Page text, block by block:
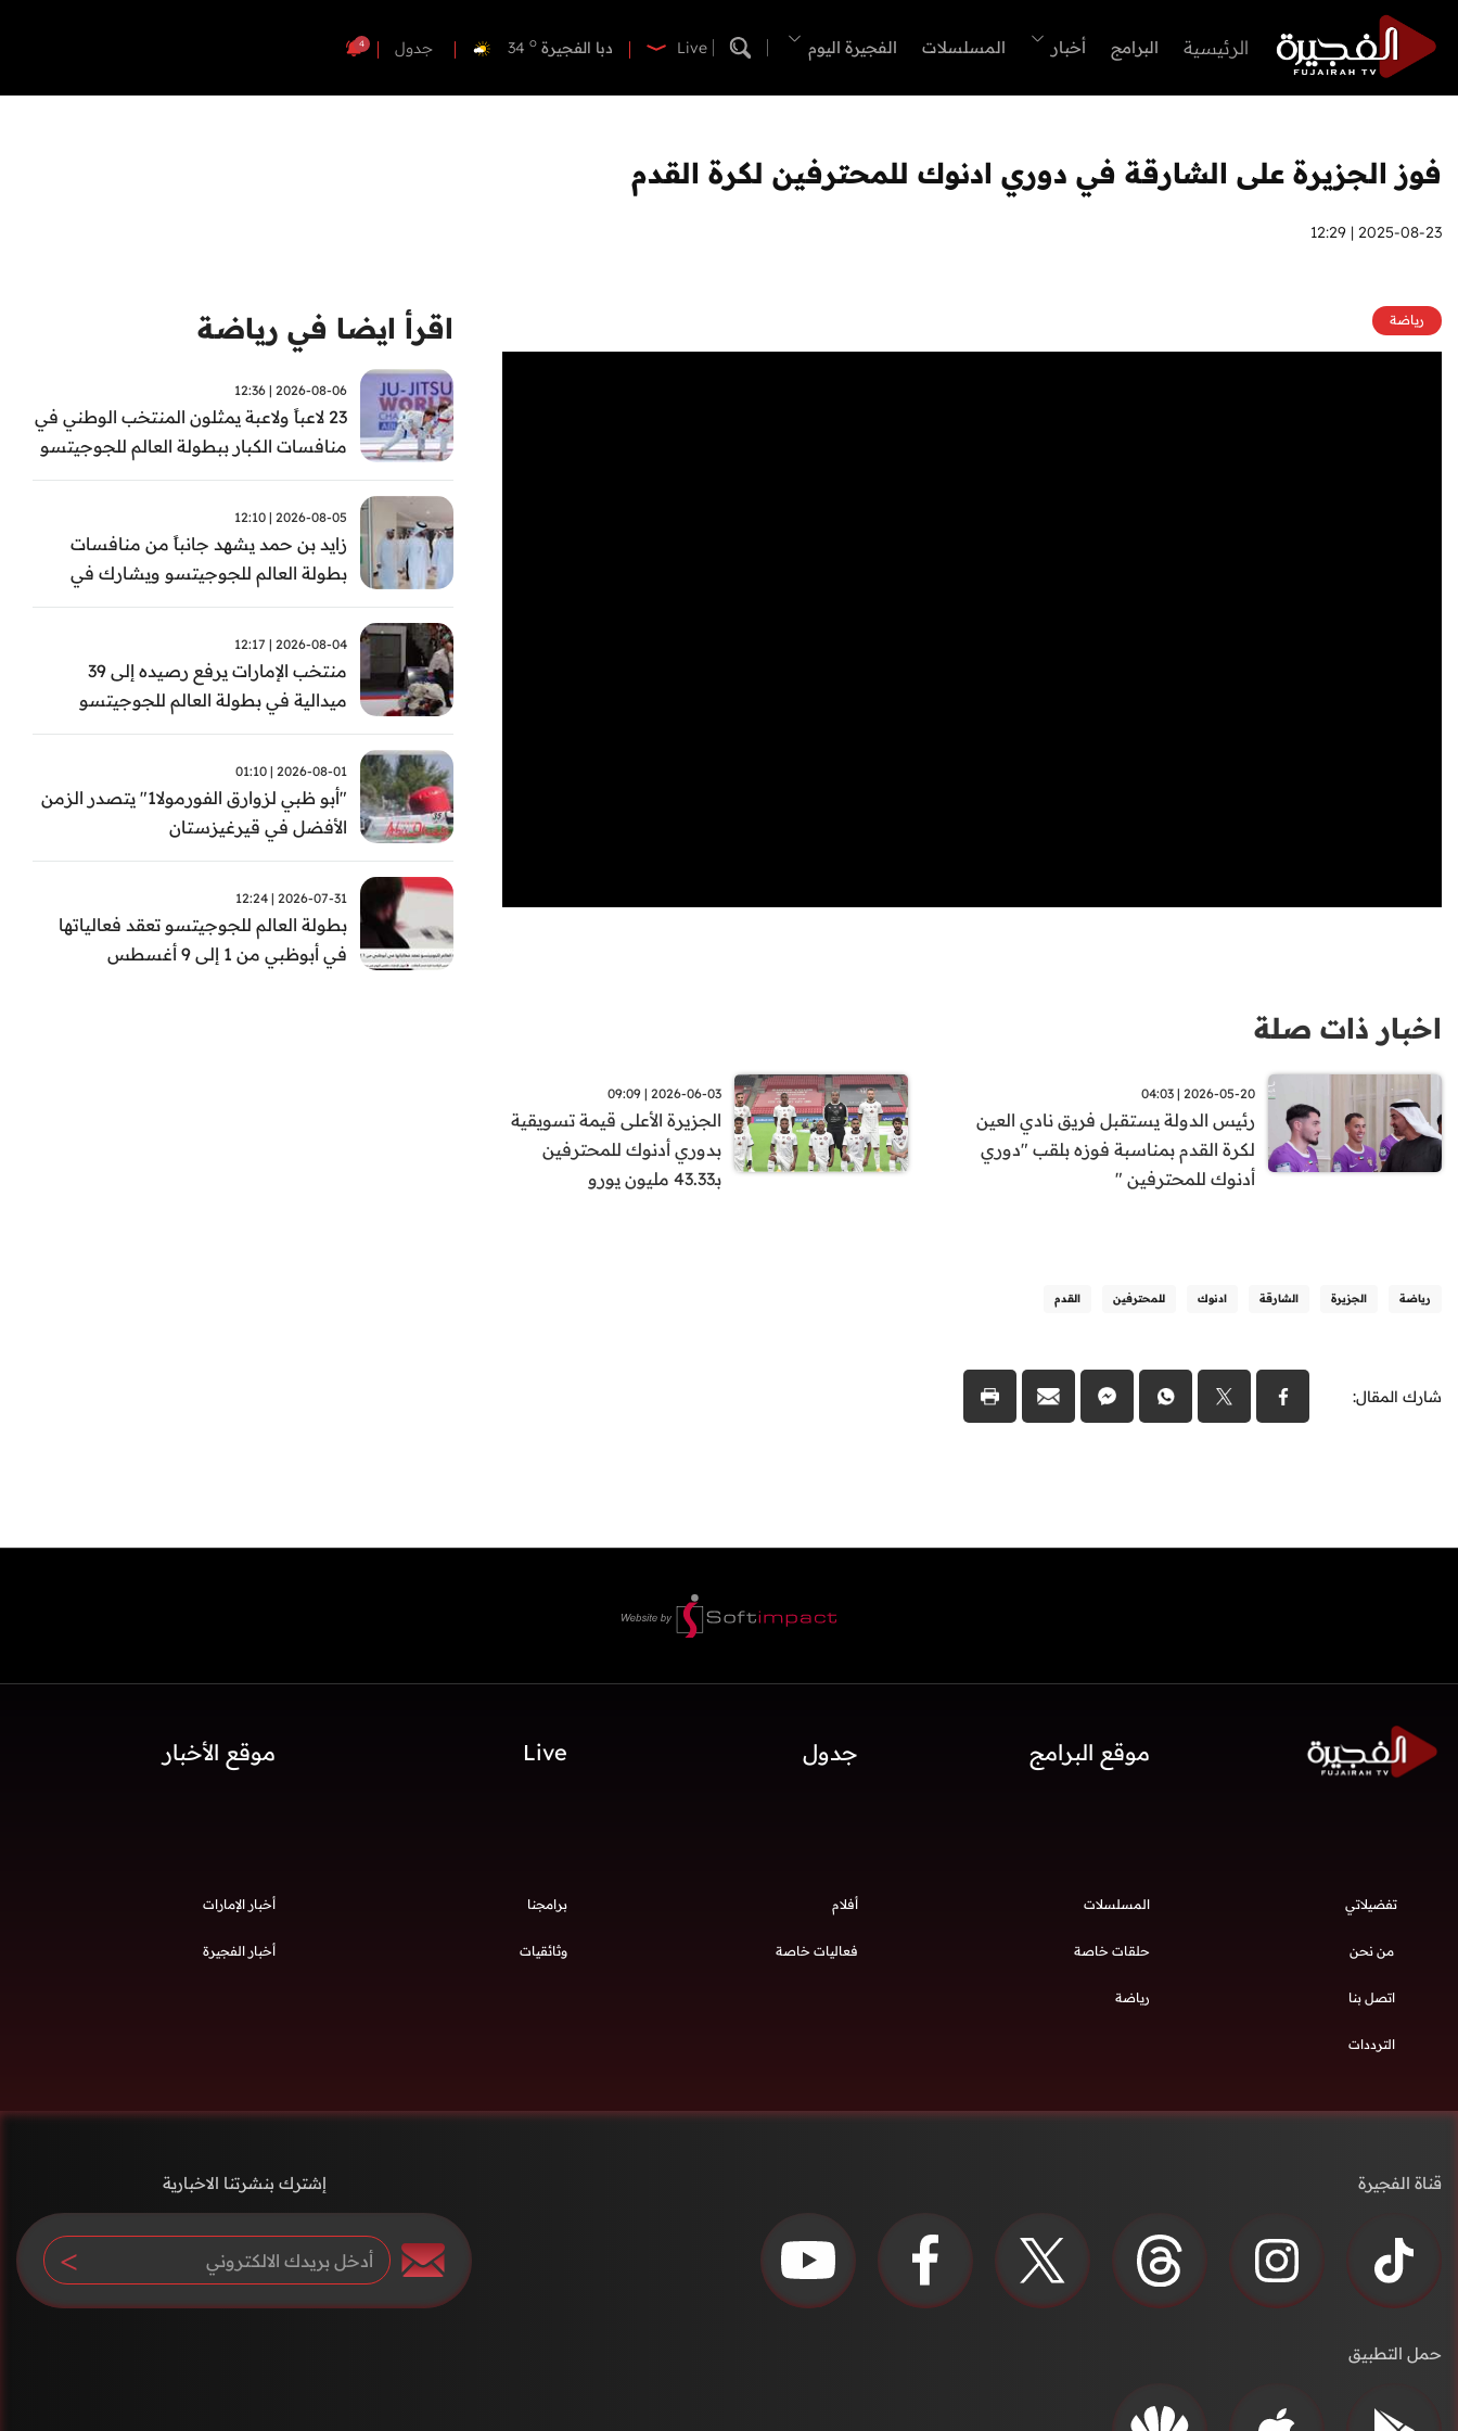
الرئيسية البرامج أخبار المسلسلات الفجيرة اليوم Live دبا الفجيرة 34 o جدول 4
فوز الجزيرة على الشارقة في دوري ادنوك للمحترفين لكرة القدم
2025-08-23 | 12:29
رياضة
اخبار ذات صلة
2026-05-20 | 04:03
رئيس الدولة يستقبل فريق نادي العين
لكرة القدم بمناسبة فوزه بلقب "دوري
أدنوك للمحترفين "
2026-06-03 | 09:09
الجزيرة الأعلى قيمة تسويقية
بدوري أدنوك للمحترفين
بـ43.33 مليون يورو
رياضة الجزيرة الشارقة ادنوك للمحترفين القدم
شارك المقال:
اقرأ ايضا في رياضة
2026-08-06 | 12:36
23 لاعباً ولاعبة يمثلون المنتخب الوطني في
منافسات الكبار ببطولة العالم للجوجيتسو
2026-08-05 | 12:10
زايد بن حمد يشهد جانباً من منافسات
بطولة العالم للجوجيتسو ويشارك في
تتويج الفائزين
2026-08-04 | 12:17
منتخب الإمارات يرفع رصيده إلى 39
ميدالية في بطولة العالم للجوجيتسو
2026-08-01 | 01:10
"أبو ظبي لزوارق الفورمولا1" يتصدر الزمن
الأفضل في قيرغيزستان
2026-07-31 | 12:24
بطولة العالم للجوجيتسو تعقد فعالياتها
في أبوظبي من 1 إلى 9 أغسطس
موقع البرامج جدول Live موقع الأخبار
تفضيلاتي
من نحن
اتصل بنا
الترددات
المسلسلات أفلام برامجنا
حلقات خاصة فعاليات خاصة وثائقيات
رياضة
أخبار الإمارات
أخبار الفجيرة
قناة الفجيرة
حمل التطبيق
إشترك بنشرتنا الاخبارية